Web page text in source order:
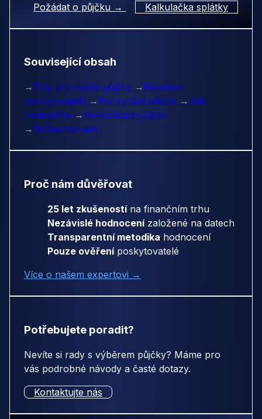
Požádat o půjčku → Kalkulačka splátky
Související obsah
→ Tipy pro výběr půjčky → Recenze
poskytovatelů → Porovnání půjček →Jak
hodnotíme → Konsolidace půjček
→ Refinancování
Proč nám důvěřovat
25 let zkušenostína finančním trhu
Nezávislé hodnocenízaložené na datech
Transparentní metodika hodnocení
Pouze ověřeníposkytovatelé
Více o našem expertovi →
Potřebujete poradit?
Nevíte si rady s výběrem půjčky? Máme pro
vás podrobné návody a časté dotazy.
Kontaktujte nás